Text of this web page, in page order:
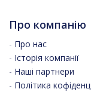
Про компанію
- Про нас
- Історія компанії
- Наші партнери
- Політика